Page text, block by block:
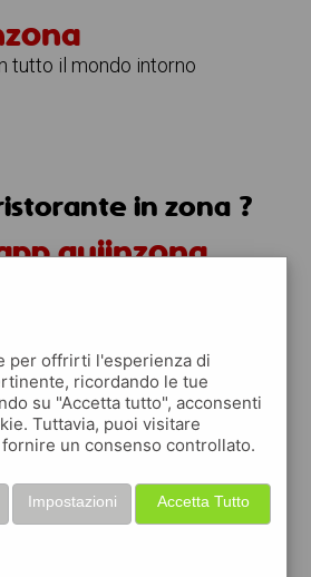
tutto il mondo intorno
in zona ?
quiinzona
ristoranti in zona
più vicino a te e tutti i
mangiare vicino a te
per offrirti l'esperienza di
ricordando le tue
su "Accetta tutto", acconsenti
Tuttavia, puoi visitare
un consenso controllato.
Accetta Tutto
Impostazioni